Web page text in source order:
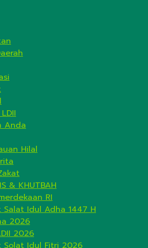
Anda
Hilal
& KHUTBAH
RI
Salat Idul Adha 1447 H
2026
2026